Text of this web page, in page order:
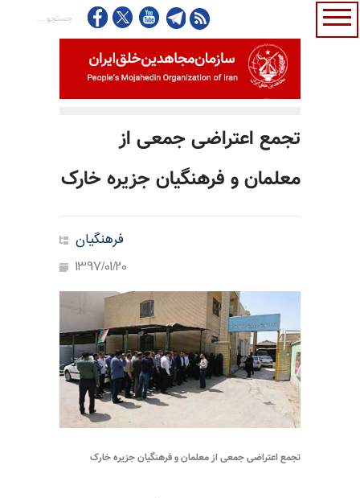
تجمع اعتراضی جمعی از
معلمان و فرهنگیان جزیره خارک
فرهنگیان
1397/01/20
تجمع اعتراضی جمعی از معلمان و فرهنگیان جزیره خارک